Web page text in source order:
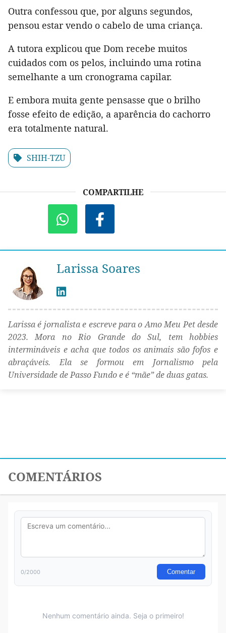
Outra confessou que, por alguns segundos,
pensou estar vendo o cabelo de uma criança.
A tutora explicou que Dom recebe muitos
cuidados com os pelos, incluindo uma rotina
semelhante a um cronograma capilar.
E embora muita gente pensasse que o brilho
fosse efeito de edição, a aparência do cachorro
era totalmente natural.
SHIH-TZU
COMPARTILHE
Larissa Soares
Larissa é jornalista e escreve para o Amo Meu Pet desde
2023. Mora no Rio Grande do Sul, tem hobbies
intermináveis e acha que todos os animais são fofos e
abraçáveis. Ela se formou em Jornalismo pela
Universidade de Passo Fundo e é “mãe” de duas gatas.
COMENTÁRIOS